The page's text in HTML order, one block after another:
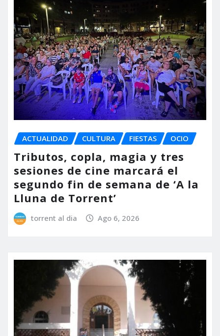
ACTUALIDAD CULTURA FIESTAS OCIO
Tributos, copla, magia y tres
sesiones de cine marcará el
segundo fin de semana de ‘A la
Lluna de Torrent’
torrent al dia Ago 6, 2026